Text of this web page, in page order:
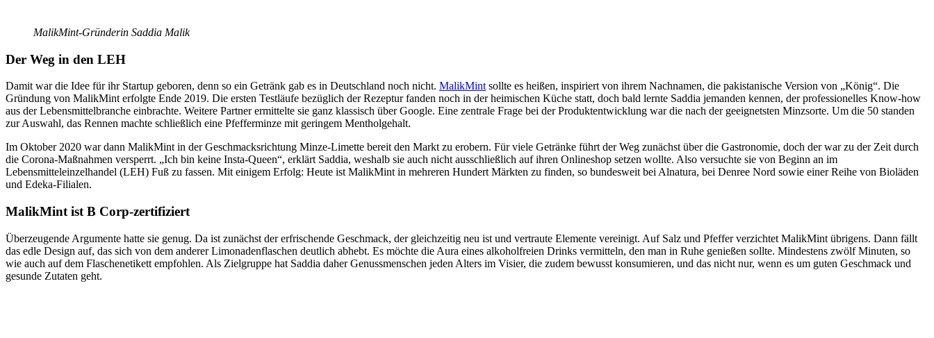
MalikMint-Gründerin Saddia Malik
Der Weg in den LEH
Damit war die Idee für ihr Startup geboren, denn so ein Getränk gab es in Deutschland noch nicht. MalikMint sollte es heißen, inspiriert von ihrem Nachnamen, die pakistanische Version von „König“. Die
Gründung von MalikMint erfolgte Ende 2019. Die ersten Testläufe bezüglich der Rezeptur fanden noch in der heimischen Küche statt, doch bald lernte Saddia jemanden kennen, der professionelles Know-how
aus der Lebensmittelbranche einbrachte. Weitere Partner ermittelte sie ganz klassisch über Google. Eine zentrale Frage bei der Produktentwicklung war die nach der geeignetsten Minzsorte. Um die 50 standen
zur Auswahl, das Rennen machte schließlich eine Pfefferminze mit geringem Mentholgehalt.
Im Oktober 2020 war dann MalikMint in der Geschmacksrichtung Minze-Limette bereit den Markt zu erobern. Für viele Getränke führt der Weg zunächst über die Gastronomie, doch der war zu der Zeit durch
die Corona-Maßnahmen versperrt. „Ich bin keine Insta-Queen“, erklärt Saddia, weshalb sie auch nicht ausschließlich auf ihren Onlineshop setzen wollte. Also versuchte sie von Beginn an im
Lebensmitteleinzelhandel (LEH) Fuß zu fassen. Mit einigem Erfolg: Heute ist MalikMint in mehreren Hundert Märkten zu finden, so bundesweit bei Alnatura, bei Denree Nord sowie einer Reihe von Bioläden
und Edeka-Filialen.
MalikMint ist B Corp-zertifiziert
Überzeugende Argumente hatte sie genug. Da ist zunächst der erfrischende Geschmack, der gleichzeitig neu ist und vertraute Elemente vereinigt. Auf Salz und Pfeffer verzichtet MalikMint übrigens. Dann fällt
das edle Design auf, das sich von dem anderer Limonadenflaschen deutlich abhebt. Es möchte die Aura eines alkoholfreien Drinks vermitteln, den man in Ruhe genießen sollte. Mindestens zwölf Minuten, so
wie auch auf dem Flaschenetikett empfohlen. Als Zielgruppe hat Saddia daher Genussmenschen jeden Alters im Visier, die zudem bewusst konsumieren, und das nicht nur, wenn es um guten Geschmack und
gesunde Zutaten geht.